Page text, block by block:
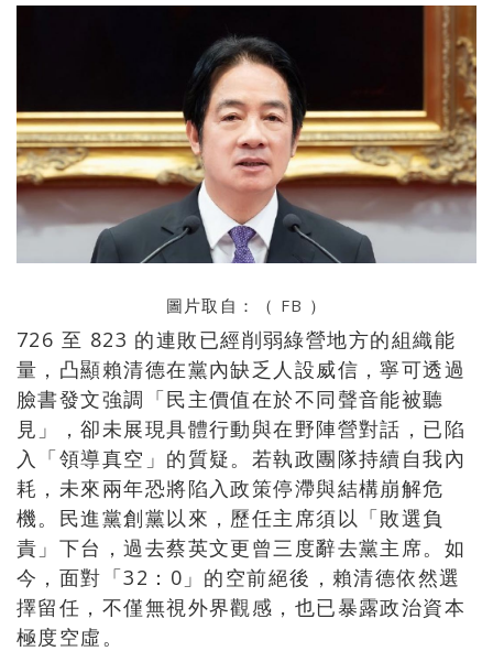
圖片取自：（ FB ）
726 至 823 的連敗已經削弱綠營地方的組織能
量，凸顯賴清德在黨內缺乏人設威信，寧可透過
臉書發文強調「民主價值在於不同聲音能被聽
見」，卻未展現具體行動與在野陣營對話，已陷
入「領導真空」的質疑。若執政團隊持續自我內
耗，未來兩年恐將陷入政策停滯與結構崩解危
機。民進黨創黨以來，歷任主席須以「敗選負
責」下台，過去蔡英文更曾三度辭去黨主席。如
今，面對「32：0」的空前絕後，賴清德依然選
擇留任，不僅無視外界觀感，也已暴露政治資本
極度空虛。